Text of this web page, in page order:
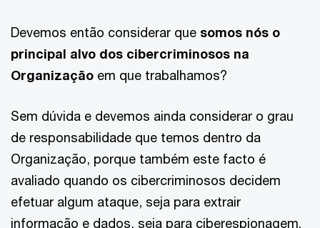
Devemos então considerar que somos nós o
principal alvo dos cibercriminosos na
Organização em que trabalhamos?
Sem dúvida e devemos ainda considerar o grau
de responsabilidade que temos dentro da
Organização, porque também este facto é
avaliado quando os cibercriminosos decidem
efetuar algum ataque, seja para extrair
informação e dados, seja para ciberespionagem.